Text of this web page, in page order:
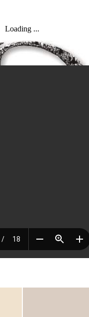
Loading ...